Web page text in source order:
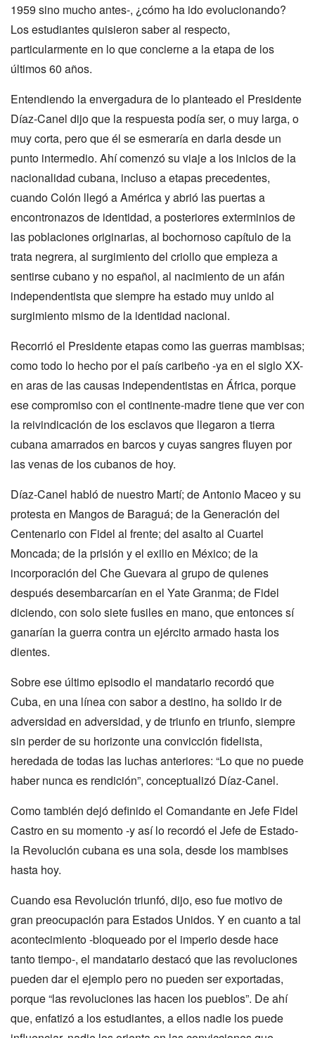
1959 sino mucho antes-, ¿cómo ha ido evolucionando?
Los estudiantes quisieron saber al respecto,
particularmente en lo que concierne a la etapa de los
últimos 60 años.
Entendiendo la envergadura de lo planteado el Presidente
Díaz-Canel dijo que la respuesta podía ser, o muy larga, o
muy corta, pero que él se esmeraría en darla desde un
punto intermedio. Ahí comenzó su viaje a los inicios de la
nacionalidad cubana, incluso a etapas precedentes,
cuando Colón llegó a América y abrió las puertas a
encontronazos de identidad, a posteriores exterminios de
las poblaciones originarias, al bochornoso capítulo de la
trata negrera, al surgimiento del criollo que empieza a
sentirse cubano y no español, al nacimiento de un afán
independentista que siempre ha estado muy unido al
surgimiento mismo de la identidad nacional.
Recorrió el Presidente etapas como las guerras mambisas;
como todo lo hecho por el país caribeño -ya en el siglo XX-
en aras de las causas independentistas en África, porque
ese compromiso con el continente-madre tiene que ver con
la reivindicación de los esclavos que llegaron a tierra
cubana amarrados en barcos y cuyas sangres fluyen por
las venas de los cubanos de hoy.
Díaz-Canel habló de nuestro Martí; de Antonio Maceo y su
protesta en Mangos de Baraguá; de la Generación del
Centenario con Fidel al frente; del asalto al Cuartel
Moncada; de la prisión y el exilio en México; de la
incorporación del Che Guevara al grupo de quienes
después desembarcarían en el Yate Granma; de Fidel
diciendo, con solo siete fusiles en mano, que entonces sí
ganarían la guerra contra un ejército armado hasta los
dientes.
Sobre ese último episodio el mandatario recordó que
Cuba, en una línea con sabor a destino, ha solido ir de
adversidad en adversidad, y de triunfo en triunfo, siempre
sin perder de su horizonte una convicción fidelista,
heredada de todas las luchas anteriores: “Lo que no puede
haber nunca es rendición”, conceptualizó Díaz-Canel.
Como también dejó definido el Comandante en Jefe Fidel
Castro en su momento -y así lo recordó el Jefe de Estado-
la Revolución cubana es una sola, desde los mambises
hasta hoy.
Cuando esa Revolución triunfó, dijo, eso fue motivo de
gran preocupación para Estados Unidos. Y en cuanto a tal
acontecimiento -bloqueado por el imperio desde hace
tanto tiempo-, el mandatario destacó que las revoluciones
pueden dar el ejemplo pero no pueden ser exportadas,
porque “las revoluciones las hacen los pueblos”. De ahí
que, enfatizó a los estudiantes, a ellos nadie los puede